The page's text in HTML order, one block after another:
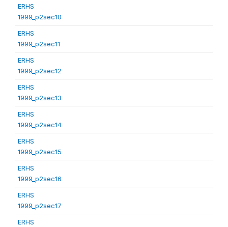
ERHS
1999_p2sec10
ERHS
1999_p2sec11
ERHS
1999_p2sec12
ERHS
1999_p2sec13
ERHS
1999_p2sec14
ERHS
1999_p2sec15
ERHS
1999_p2sec16
ERHS
1999_p2sec17
ERHS